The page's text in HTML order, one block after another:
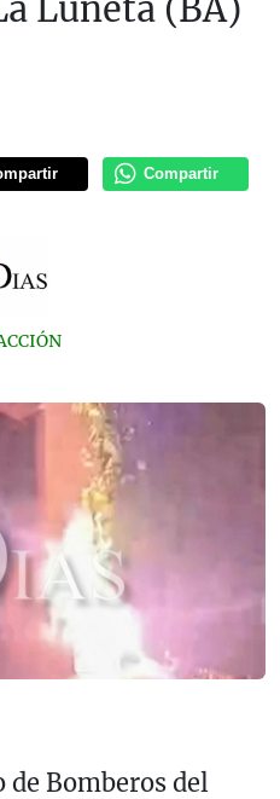
Luneta (BA)
Compartir
de Bomberos del